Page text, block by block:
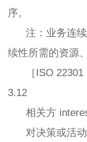
序。
注：业务连续
续性所需的资源
［ISO 22301
3.12
相关方
对决策或活动